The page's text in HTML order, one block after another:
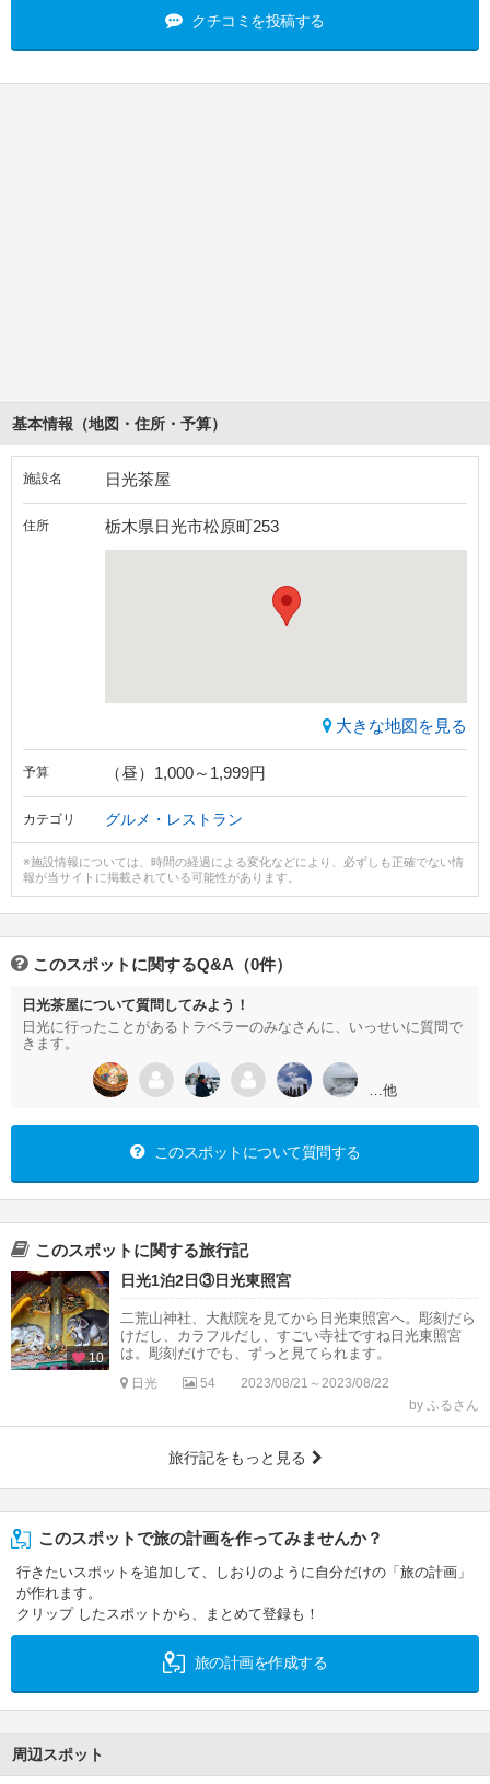
クチコミを投稿する
基本情報（地図・住所・予算）
施設名 日光茶屋
住所 栃木県日光市松原町253
大きな地図を見る
予算 （昼）1,000～1,999円
カテゴリ グルメ・レストラン
※施設情報については、時間の経過による変化などにより、必ずしも正確でない情
報が当サイトに掲載されている可能性があります。
このスポットに関するQ&A（0件）
日光茶屋について質問してみよう！
日光に行ったことがあるトラベラーのみなさんに、いっせいに質問で
きます。
…他
このスポットについて質問する
このスポットに関する旅行記
10
日光1泊2日③日光東照宮
二荒山神社、大猷院を見てから日光東照宮へ。彫刻だら
けだし、カラフルだし、すごい寺社ですね日光東照宮
は。彫刻だけでも、ずっと見てられます。
日光 54
2023/08/21～2023/08/22
by ふるさん
旅行記をもっと見る
このスポットで旅の計画を作ってみませんか？
行きたいスポットを追加して、しおりのように自分だけの「旅の計画」
が作れます。
クリップ したスポットから、まとめて登録も！
旅の計画を作成する
周辺スポット